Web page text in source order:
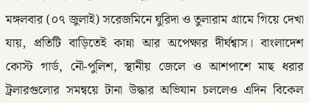
মঙ্গলবার (০৭ জুলাই) সরেজমিনে ঘুরিদা ও তুলারাম গ্রামে গিয়ে দেখা
যায়, প্রতিটি বাড়িতেই কান্না আর অপেক্ষার দীর্ঘশ্বাস। বাংলাদেশ
কোস্ট গার্ড, নৌ-পুলিশ, স্থানীয় জেলে ও আশপাশে মাছ ধরার
ট্রলারগুলোর সমন্বয়ে টানা উদ্ধার অভিযান চললেও এদিন বিকেল